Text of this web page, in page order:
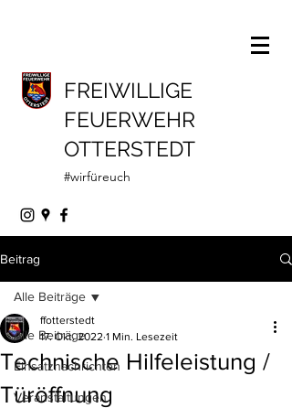
FREIWILLIGE
FEUERWEHR
OTTERSTEDT
#wirfüreuch
Beitrag
Alle Beiträge
Einsatznachrichten
Veranstaltungen
Alle Beiträge
Technische Hilfeleistung /
Türöffnung
ffotterstedt
17. Okt. 2022 1 Min. Lesezeit